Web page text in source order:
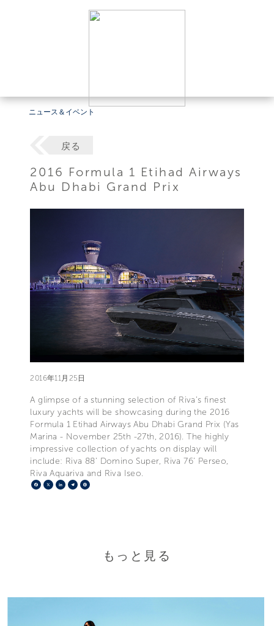
ニュース＆イベント
戻る
2016 Formula 1 Etihad Airways
Abu Dhabi Grand Prix
2016年11月25日
A glimpse of a stunning selection of Riva’s finest
luxury yachts will be showcasing during the 2016
Formula 1 Etihad Airways Abu Dhabi Grand Prix (Yas
Marina - November 25th -27th, 2016). The highly
impressive collection of yachts on display will
include: Riva 88’ Domino Super, Riva 76’ Perseo,
Riva Aquariva and Riva Iseo.
Facebook
X LinkedIn
Telegram
もっと見る